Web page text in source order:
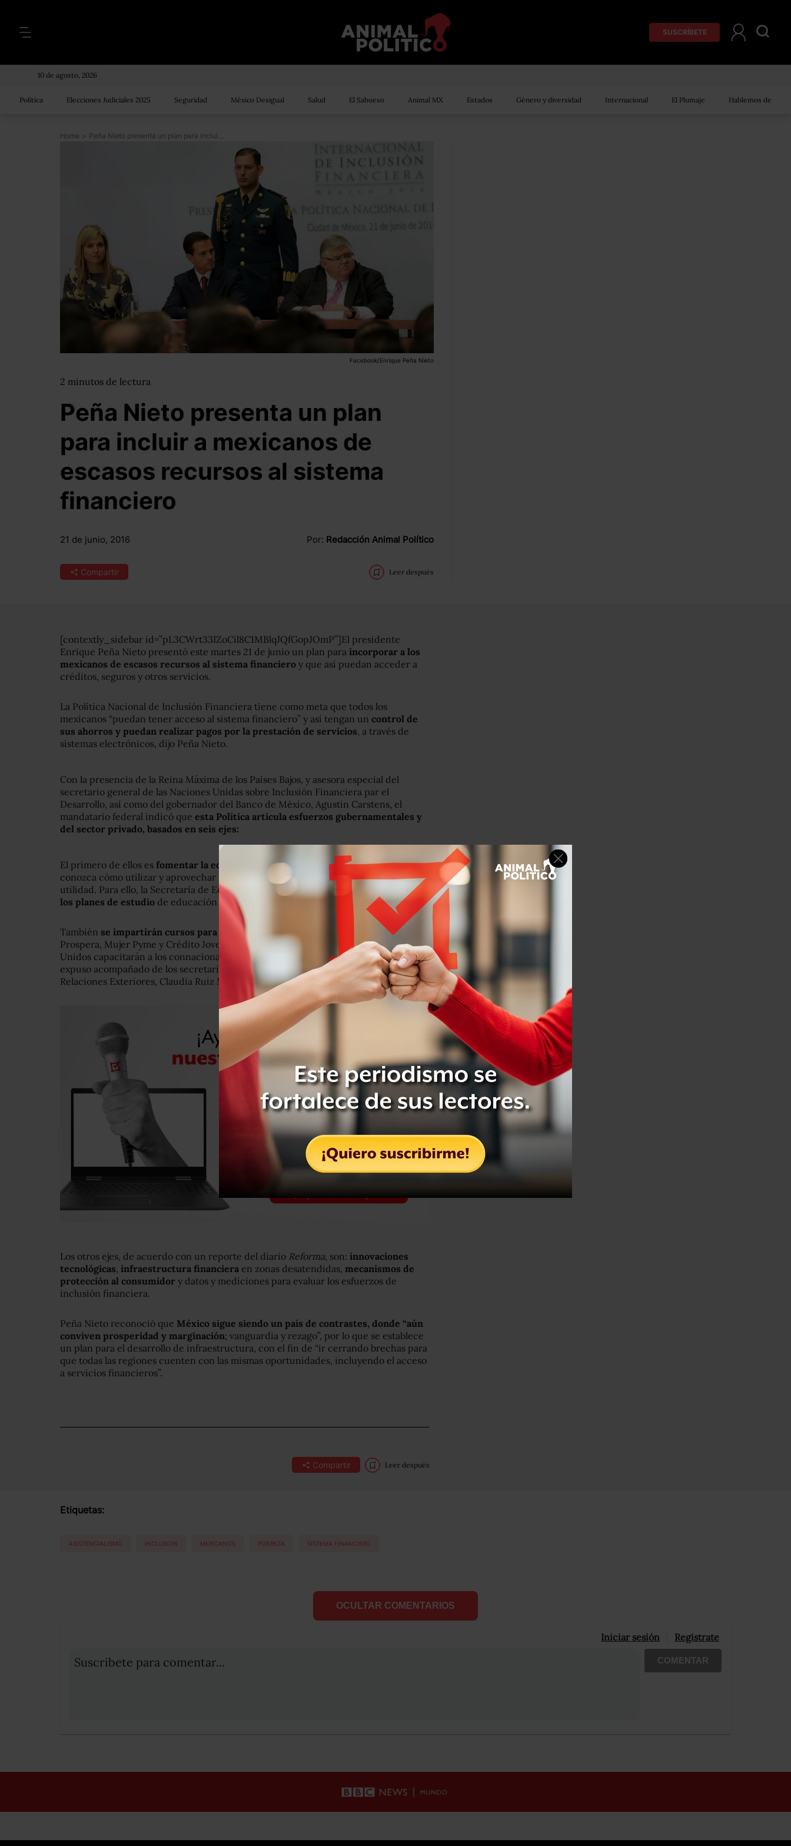
SUSCRÍBETE
10 de agosto, 2026
Política Elecciones Judiciales 2025 Seguridad México Desigual Salud El Sabueso Animal MX Estados Género y diversidad Internacional El Plumaje Hablemos de
Home > Peña Nieto presenta un plan para incluir a mexicanos de escasos recursos al sistema financiero
Facebook/Enrique Peña Nieto
2 minutos de lectura
Peña Nieto presenta un plan
para incluir a mexicanos de
escasos recursos al sistema
financiero
21 de junio, 2016 Por: Redacción Animal Político
Compartir Leer después
[contextly_sidebar id=”pL3CWrt33IZoCil8C1MBlqJQfGopJOmP”]El presidente
Enrique Peña Nieto presentó este martes 21 de junio un plan para incorporar a los
mexicanos de escasos recursos al sistema financiero y que así puedan acceder a
créditos, seguros y otros servicios.
La Política Nacional de Inclusión Financiera tiene como meta que todos los
mexicanos “puedan tener acceso al sistema financiero” y así tengan un control de
sus ahorros y puedan realizar pagos por la prestación de servicios, a través de
sistemas electrónicos, dijo Peña Nieto.
Con la presencia de la Reina Máxima de los Países Bajos, y asesora especial del
secretario general de las Naciones Unidas sobre Inclusión Financiera par el
Desarrollo, así como del gobernador del Banco de México, Agustin Carstens, el
mandatario federal indicó que esta Política articula esfuerzos gubernamentales y
del sector privado, basados en seis ejes:
El primero de ellos es fomentar la educación financiera
para que la población
conozca cómo utilizar y aprovechar los instrumentos financieros que les sean de
utilidad. Para ello, la Secretaría de Educación Pública(SEP) incluirá este tema en
los planes de estudio de educación básica.
También se impartirán cursos para beneficiarios de programas sociales
como
Prospera, Mujer Pyme y Crédito Joven, además de que los consulados en Estados
Unidos capacitarán a los connacionales sobre el sistema financiero de ese país,
expuso acompañado de los secretarios de Hacienda, Luis Videgaray Caso, y de
Relaciones Exteriores, Claudia Ruiz Massieu.
Los otros ejes, de acuerdo con un reporte del diario Reforma, son: innovaciones
tecnológicas, infraestructura financiera en zonas desatendidas, mecanismos de
protección al consumidor y datos y mediciones para evaluar los esfuerzos de
inclusión financiera.
Peña Nieto reconoció que México sigue siendo un país de contrastes, donde “aún
conviven prosperidad y marginación; vanguardia y rezago”, por lo que se establece
un plan para el desarrollo de infraestructura, con el fin de “ir cerrando brechas para
que todas las regiones cuenten con las mismas oportunidades, incluyendo el acceso
a servicios financieros”.
Compartir Leer después
Etiquetas:
ASISTENCIALISMO INCLUSION MEXICANOS POBREZA SISTEMA FINANCIERO
OCULTAR COMENTARIOS
Iniciar sesión Registrate
Suscribete para comentar... COMENTAR